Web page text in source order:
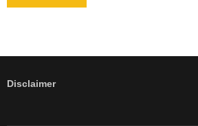
Disclaimer